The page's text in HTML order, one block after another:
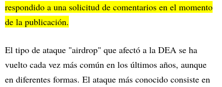
respondido a una solicitud de comentarios en el momento
de la publicación.
El tipo de ataque "airdrop" que afectó a la DEA se ha
vuelto cada vez más común en los últimos años, aunque
en diferentes formas. El ataque más conocido consiste en